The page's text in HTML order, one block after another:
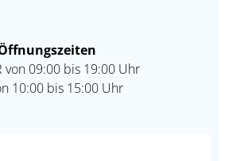
von 09:00 bis 19:00 Uhr
10:00 bis 15:00 Uhr